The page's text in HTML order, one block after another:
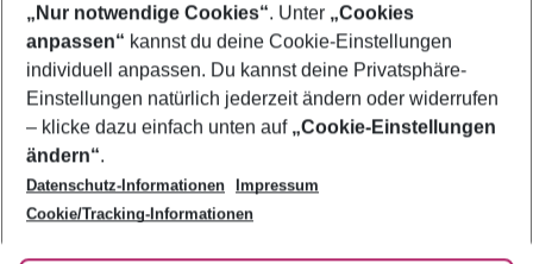
Footer
Footer navigation
Über uns
AGB
Bestpreisgarantie
Cookie-Einstellungen ändern
Cookie-Richtlinie
Agenturbetreuung
Barrierefreies Reisen
Folge uns
„Nur notwendige Cookies“. Unter „Cookies
anpassen“ kannst du deine Cookie-Einstellungen
individuell anpassen. Du kannst deine Privatsphäre-
Einstellungen natürlich jederzeit ändern oder widerrufen
– klicke dazu einfach unten auf „Cookie-Einstellungen
ändern“.
Datenschutz-Informationen
Impressum
Cookie/Tracking-Informationen